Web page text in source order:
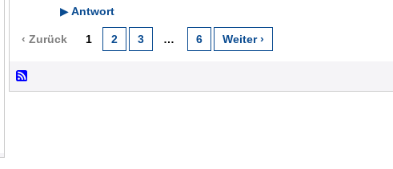
▶ Antwort
‹ Zurück 1 2 3 … 6 Weiter ›